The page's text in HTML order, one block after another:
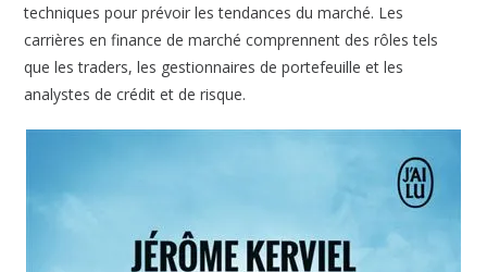
techniques pour prévoir les tendances du marché. Les
carrières en finance de marché comprennent des rôles tels
que les traders, les gestionnaires de portefeuille et les
analystes de crédit et de risque.